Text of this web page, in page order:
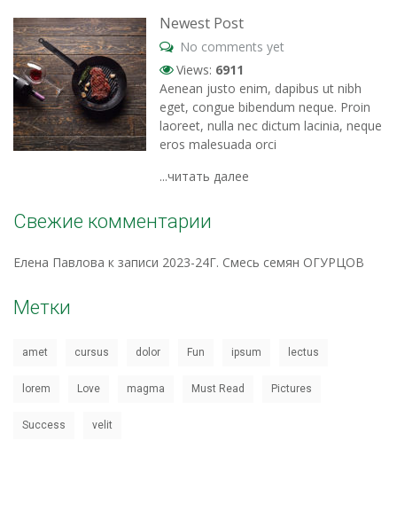
Newest Post
No comments yet
Views: 6911
Aenean justo enim, dapibus ut nibh
eget, congue bibendum neque. Proin
laoreet, nulla nec dictum lacinia, neque
eros malesuada orci
...читать далее
Свежие комментарии
Елена Павлова к записи 2023-24Г. Смесь семян ОГУРЦОВ
Метки
amet cursus dolor Fun ipsum lectus
lorem Love magma Must Read Pictures
Success velit